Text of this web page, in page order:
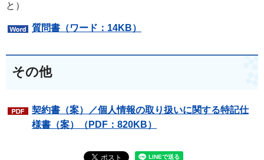
と）
質問書（ワード：14KB）
その他
契約書（案）／個人情報の取り扱いに関する特記仕
様書（案）（PDF：820KB）